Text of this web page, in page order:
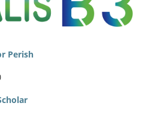
Perish